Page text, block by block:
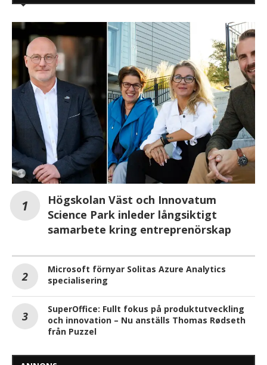
Högskolan Väst och Innovatum
Science Park inleder långsiktigt
samarbete kring entreprenörskap
Microsoft förnyar Solitas Azure Analytics
specialisering
SuperOffice: Fullt fokus på produktutveckling
och innovation – Nu anställs Thomas Rødseth
från Puzzel